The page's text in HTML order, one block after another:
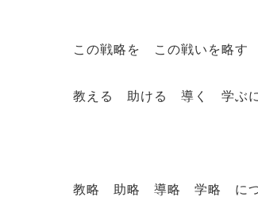
この戦略を この戦いを略
教える 助ける 導く 学ぶに
教略 助略 導略 学略 につい